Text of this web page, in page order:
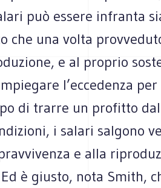
può essere infranta
che una volta
e al proprio
l’eccedenza
di trarre un profitto
i salari salgono
e alla
è giusto, nota Smith,